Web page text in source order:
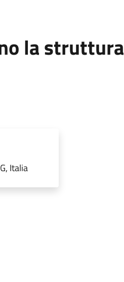
la struttura
Italia